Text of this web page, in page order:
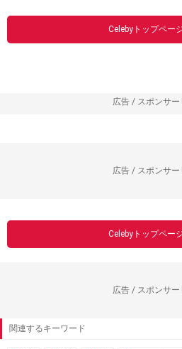
Celebyトップペー
広告 / スポンサー
広告 / スポンサー
Celebyトップペー
広告 / スポンサー
関連するキーワード